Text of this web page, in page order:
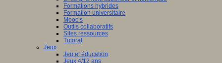
Formations hybrides
Formation universitaire
Mooc’s
Outils collaboratifs
Sites ressources
Tutorat
Jeux
Jeu et éducation
Jeux 4/12 ans